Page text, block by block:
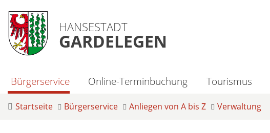
HANSESTADT
GARDELEGEN
Bürgerservice Online-Terminbuchung Tourismus
Startseite Bürgerservice Anliegen von A bis Z Verwaltung